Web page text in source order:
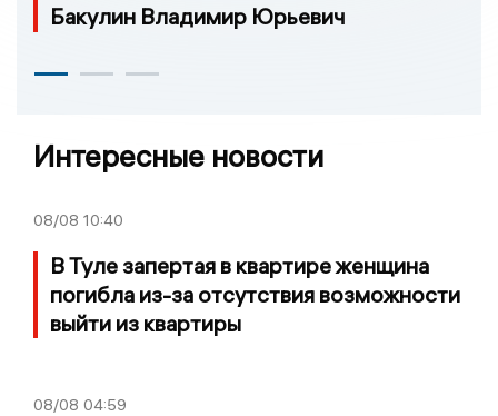
Бакулин Владимир Юрьевич
Интересные новости
08/08 10:40
В Туле запертая в квартире женщина
погибла из-за отсутствия возможности
выйти из квартиры
08/08 04:59